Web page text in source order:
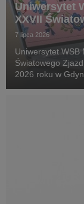
Uniwersytet
XXVII
7 lipca 2026
Uniwersytet WSB
Światowego
2026 roku w
mieszkańców